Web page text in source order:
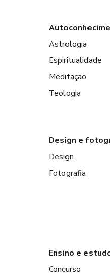
Astrologia
Espiritualidade
Meditação
Teologia
Design e
Design
Fotografia
Ensino e
Concurso